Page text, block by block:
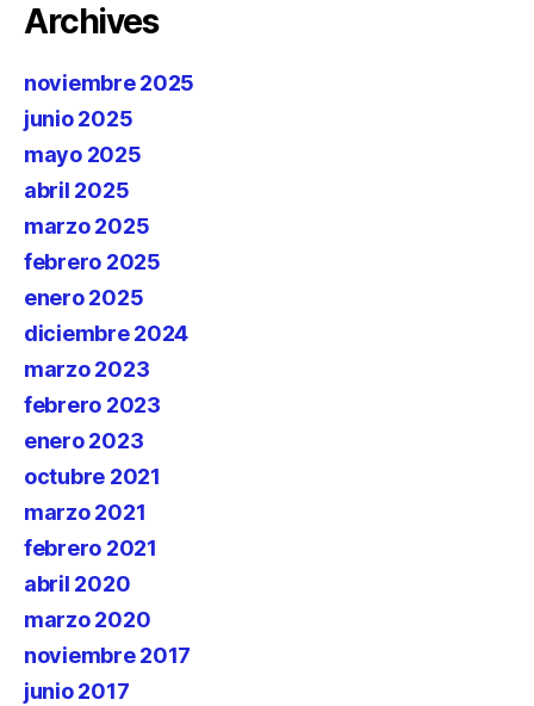
Archives
noviembre 2025
junio 2025
mayo 2025
abril 2025
marzo 2025
febrero 2025
enero 2025
diciembre 2024
marzo 2023
febrero 2023
enero 2023
octubre 2021
marzo 2021
febrero 2021
abril 2020
marzo 2020
noviembre 2017
junio 2017